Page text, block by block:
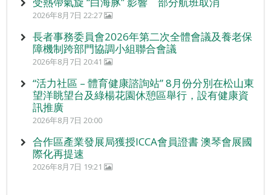
2026年8月7日 22:27
長者事務委員會2026年第二次全體會議及養老保
障機制跨部門協調小組聯合會議
2026年8月7日 20:41
“活力社區 – 體育健康諮詢站” 8月份分別在松山東
望洋眺望台及綠楊花園休憩區舉行，設有健康資
訊推廣
2026年8月7日 20:00
合作區產業發展局獲授ICCA會員證書 澳琴會展國
際化再提速
2026年8月7日 19:21